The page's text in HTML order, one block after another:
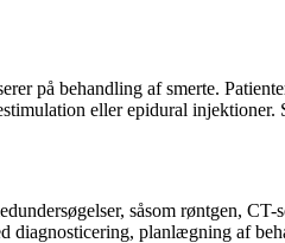
på behandling af smerte.
eller epidural
såsom røntgen,
planlægning af